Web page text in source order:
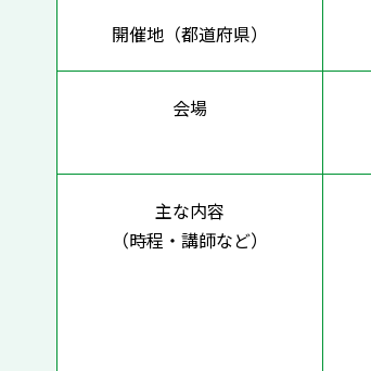
開催地（都道府県）
会場
主な内容
（時程・講師など）